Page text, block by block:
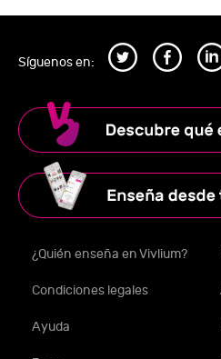
Síguenos en:
¿Quién enseña en Vivlium?
Condiciones legales
Ayuda